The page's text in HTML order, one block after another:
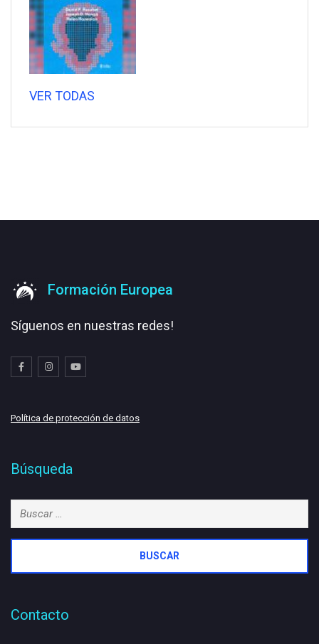
VER TODAS
Formación Europea
Síguenos en nuestras redes!
Política de protección de datos
Búsqueda
Buscar:
Contacto